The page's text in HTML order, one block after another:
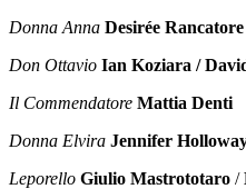
Donna Anna Desirée Rancatore
Don Ottavio Ian Koziara /
Il Commendatore Mattia Denti
Donna Elvira Jennifer
Leporello Giulio Mastrototaro /